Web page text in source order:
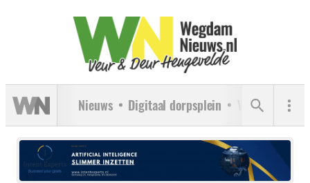
Nieuws Digitaal dorpsplein Verenigingen